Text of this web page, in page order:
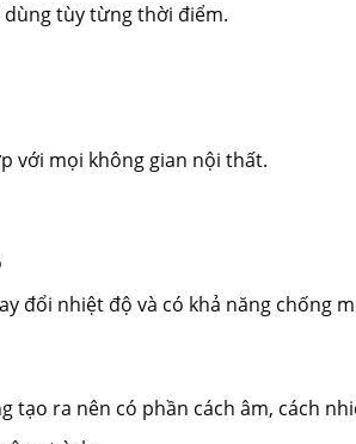
tùy từng thời điểm.
với mọi không gian nội thất.
đổi nhiệt độ và có khả năng chống
tạo ra nên có phần cách âm, cách